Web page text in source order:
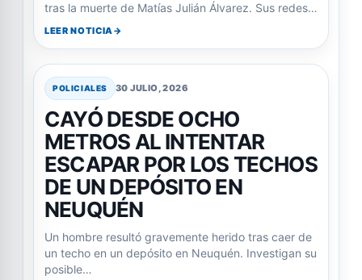
tras la muerte de Matías Julián Álvarez. Sus redes…
LEER NOTICIA
POLICIALES 30 JULIO, 2026
CAYÓ DESDE OCHO
METROS AL INTENTAR
ESCAPAR POR LOS TECHOS
DE UN DEPÓSITO EN
NEUQUÉN
Un hombre resultó gravemente herido tras caer de
un techo en un depósito en Neuquén. Investigan su
posible…